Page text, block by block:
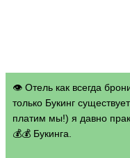
👁 Отель как всегда
только Букинг
платим мы!) я давно
💰💰 Букинга.